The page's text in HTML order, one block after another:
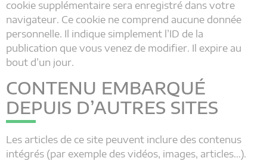
cookie supplémentaire sera enregistré dans votre
navigateur. Ce cookie ne comprend aucune donnée
personnelle. Il indique simplement l’ID de la
publication que vous venez de modifier. Il expire au
bout d’un jour.
CONTENU EMBARQUÉ
DEPUIS D’AUTRES SITES
Les articles de ce site peuvent inclure des contenus
intégrés (par exemple des vidéos, images, articles…).